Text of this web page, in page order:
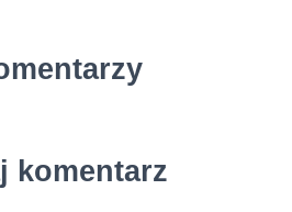
komentarz